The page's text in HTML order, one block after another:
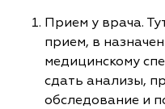
Прием у врача.
прием, в
медицинскому
сдать анализы,
обследование и